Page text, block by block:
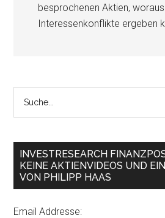
besprochenen Aktien,
Interessenkonflikte ergeben
INVESTRESEARCH
KEINE AKTIENVIDEOS UND
VON PHILIPP HAAS
Email Addresse: